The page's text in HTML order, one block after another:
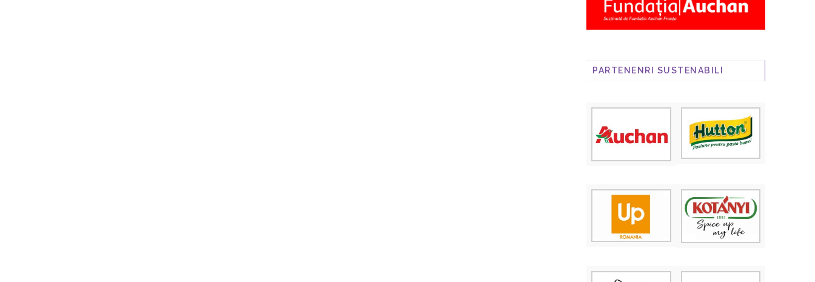
PARTENENRI SUSTENABILI